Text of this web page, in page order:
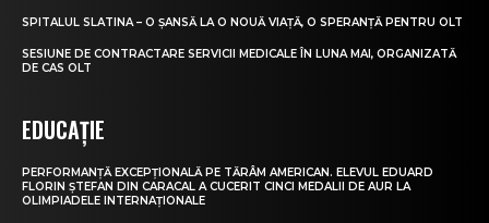
SPITALUL SLATINA – O ȘANSĂ LA O NOUĂ VIAȚĂ, O SPERANȚĂ PENTRU OLT
SESIUNE DE CONTRACTARE SERVICII MEDICALE ÎN LUNA MAI, ORGANIZATĂ
DE CAS OLT
EDUCAȚIE
PERFORMANȚĂ EXCEPȚIONALĂ PE TĂRÂM AMERICAN. ELEVUL EDUARD
FLORIN ȘTEFAN DIN CARACAL A CUCERIT CINCI MEDALII DE AUR LA
OLIMPIADELE INTERNAȚIONALE